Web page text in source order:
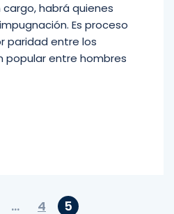
habrá quienes
Es proceso
paridad entre los
popular entre hombres
… 4 5